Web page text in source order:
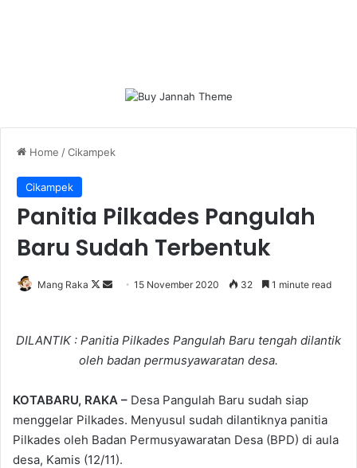
Home /Cikampek
Cikampek
Panitia Pilkades Pangulah
Baru Sudah Terbentuk
Mang Raka
Follow
Send15 November 2020 32 1 minute read
DILANTIK : Panitia Pilkades Pangulah Baru tengah dilantik
oleh badan permusyawaratan desa.
KOTABARU, RAKA – Desa Pangulah Baru sudah siap
menggelar Pilkades. Menyusul sudah dilantiknya panitia
Pilkades oleh Badan Permusyawaratan Desa (BPD) di aula
desa, Kamis (12/11).